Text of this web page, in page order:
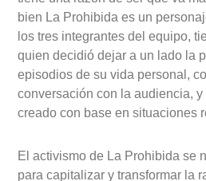
bien La Prohibida es un
los tres integrantes del equipo,
quien decidió dejar a un lado la
episodios de su vida personal,
conversación con la audiencia,
creado con base en situaciones
El activismo de La Prohibida se
para capitalizar y transformar la